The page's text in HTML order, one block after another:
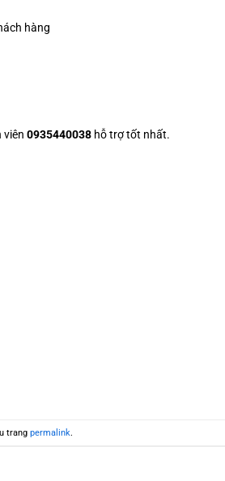
hàng
viên 0935440038 hỗ trợ tốt nhất.
trangpermalink.